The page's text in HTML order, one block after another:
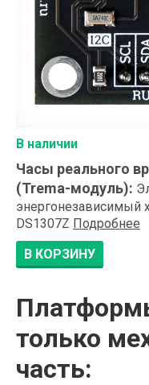
В наличии
Часы реального
(Trema-модуль):
энергонезависимый
DS1307Z Подробнее
В КОРЗИНУ
только
часть: